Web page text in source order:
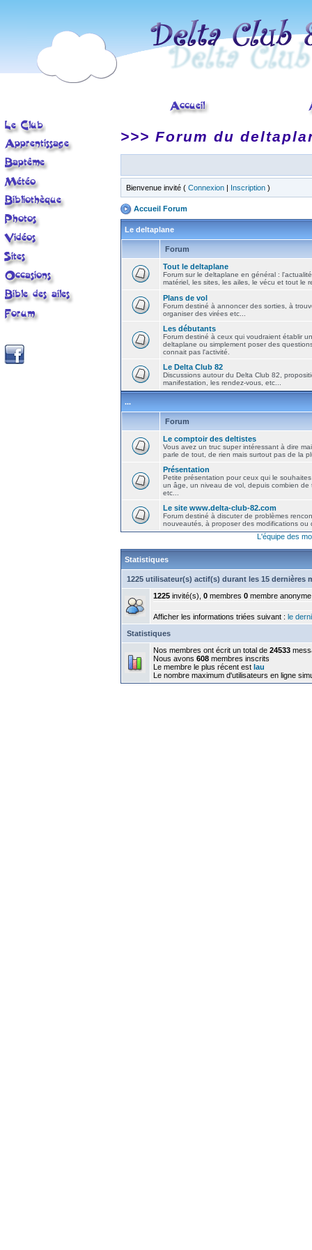
>>> Forum du
Bienvenue invité ( Connexion | Inscription )
Accueil Forum
Le deltaplane
Forum
Tout le deltaplane
Forum sur le deltaplane en général :
matériel, les sites, les ailes, le vécu et tout le
Plans de vol
Forum destiné à annoncer des sorties, à
organiser des virées etc...
Les débutants
Forum destiné à ceux qui voudraient établir
deltaplane ou simplement poser des
connait pas l'activité.
Le Delta Club 82
Discussions autour du Delta Club 82,
manifestation, les rendez-vous, etc...
...
Forum
Le comptoir des deltistes
Vous avez un truc super intéressant à dire
parle de tout, de rien mais surtout pas de la
Présentation
Petite présentation pour ceux qui le
un âge, un niveau de vol, depuis combien de
etc...
Le site www.delta-club-82.com
Forum destiné à discuter de problèmes
nouveautés, à proposer des modifications ou
L'équipe des
Statistiques
1225 utilisateur(s) actif(s) durant les 15 dernières
1225 invité(s), 0 membres 0 membre anonyme
Afficher les informations triées suivant : le
Statistiques
Nos membres ont écrit un total de 24533
Nous avons 608 membres inscrits
Le membre le plus récent est lau
Le nombre maximum d'utilisateurs en ligne